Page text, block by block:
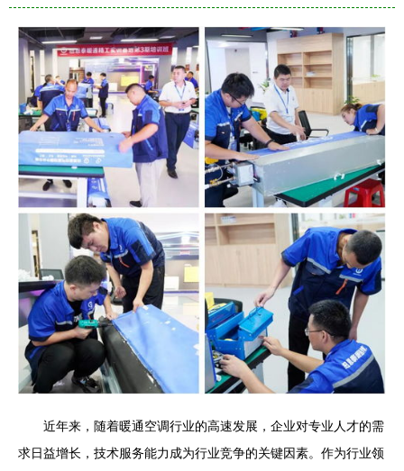
近年来，随着暖通空调行业的高速发展，企业对专业人才的需
求日益增长，技术服务能力成为行业竞争的关键因素。作为行业领